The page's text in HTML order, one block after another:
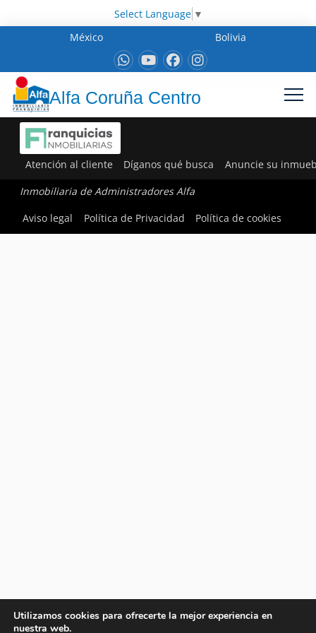
Select Language ▼
México
Bolivia
Alfa Coruña Centro
Atención al cliente Díganos qué busca Anuncie su
Inmobiliaria de Administradores Alfa
Aviso legal
Política de Privacidad Política de cookies
Utilizamos cookies para ofrecerte la mejor experiencia en
nuestra web.